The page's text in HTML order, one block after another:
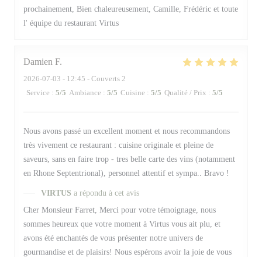
prochainement, Bien chaleureusement, Camille, Frédéric et toute
l' équipe du restaurant Virtus
Damien F
2026-07-03 - 12:45 - Couverts 2
Service : 5/5 Ambiance : 5/5 Cuisine : 5/5 Qualité / Prix : 5/5
Nous avons passé un excellent moment et nous recommandons
très vivement ce restaurant : cuisine originale et pleine de
saveurs, sans en faire trop - tres belle carte des vins (notamment
en Rhone Septentrional), personnel attentif et sympa.. Bravo !
VIRTUS a répondu à cet avis
Cher Monsieur Farret, Merci pour votre témoignage, nous
sommes heureux que votre moment à Virtus vous ait plu, et
avons été enchantés de vous présenter notre univers de
gourmandise et de plaisirs! Nous espérons avoir la joie de vous